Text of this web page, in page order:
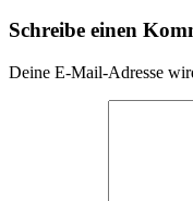
Schreibe einen
Deine E-Mail-Adresse